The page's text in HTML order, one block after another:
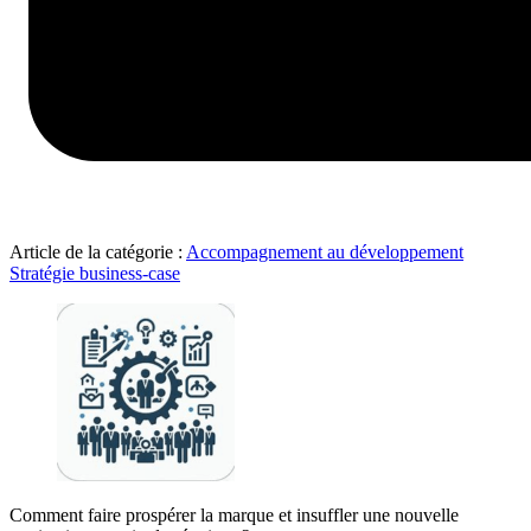
Article de la catégorie : Accompagnement au développement
Stratégie business-case
Comment faire prospérer la marque et insuffler une nouvelle